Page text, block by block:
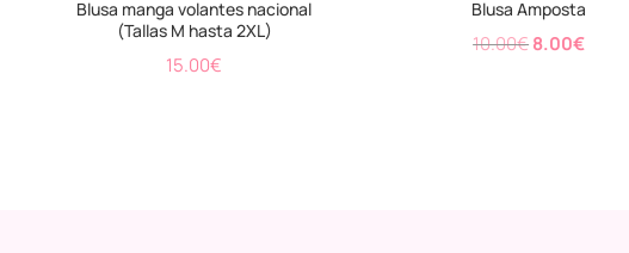
Blusa manga volantes nacional
(Tallas M hasta 2XL)
15.00€
Blusa Amposta
10.00€El
8.00€El